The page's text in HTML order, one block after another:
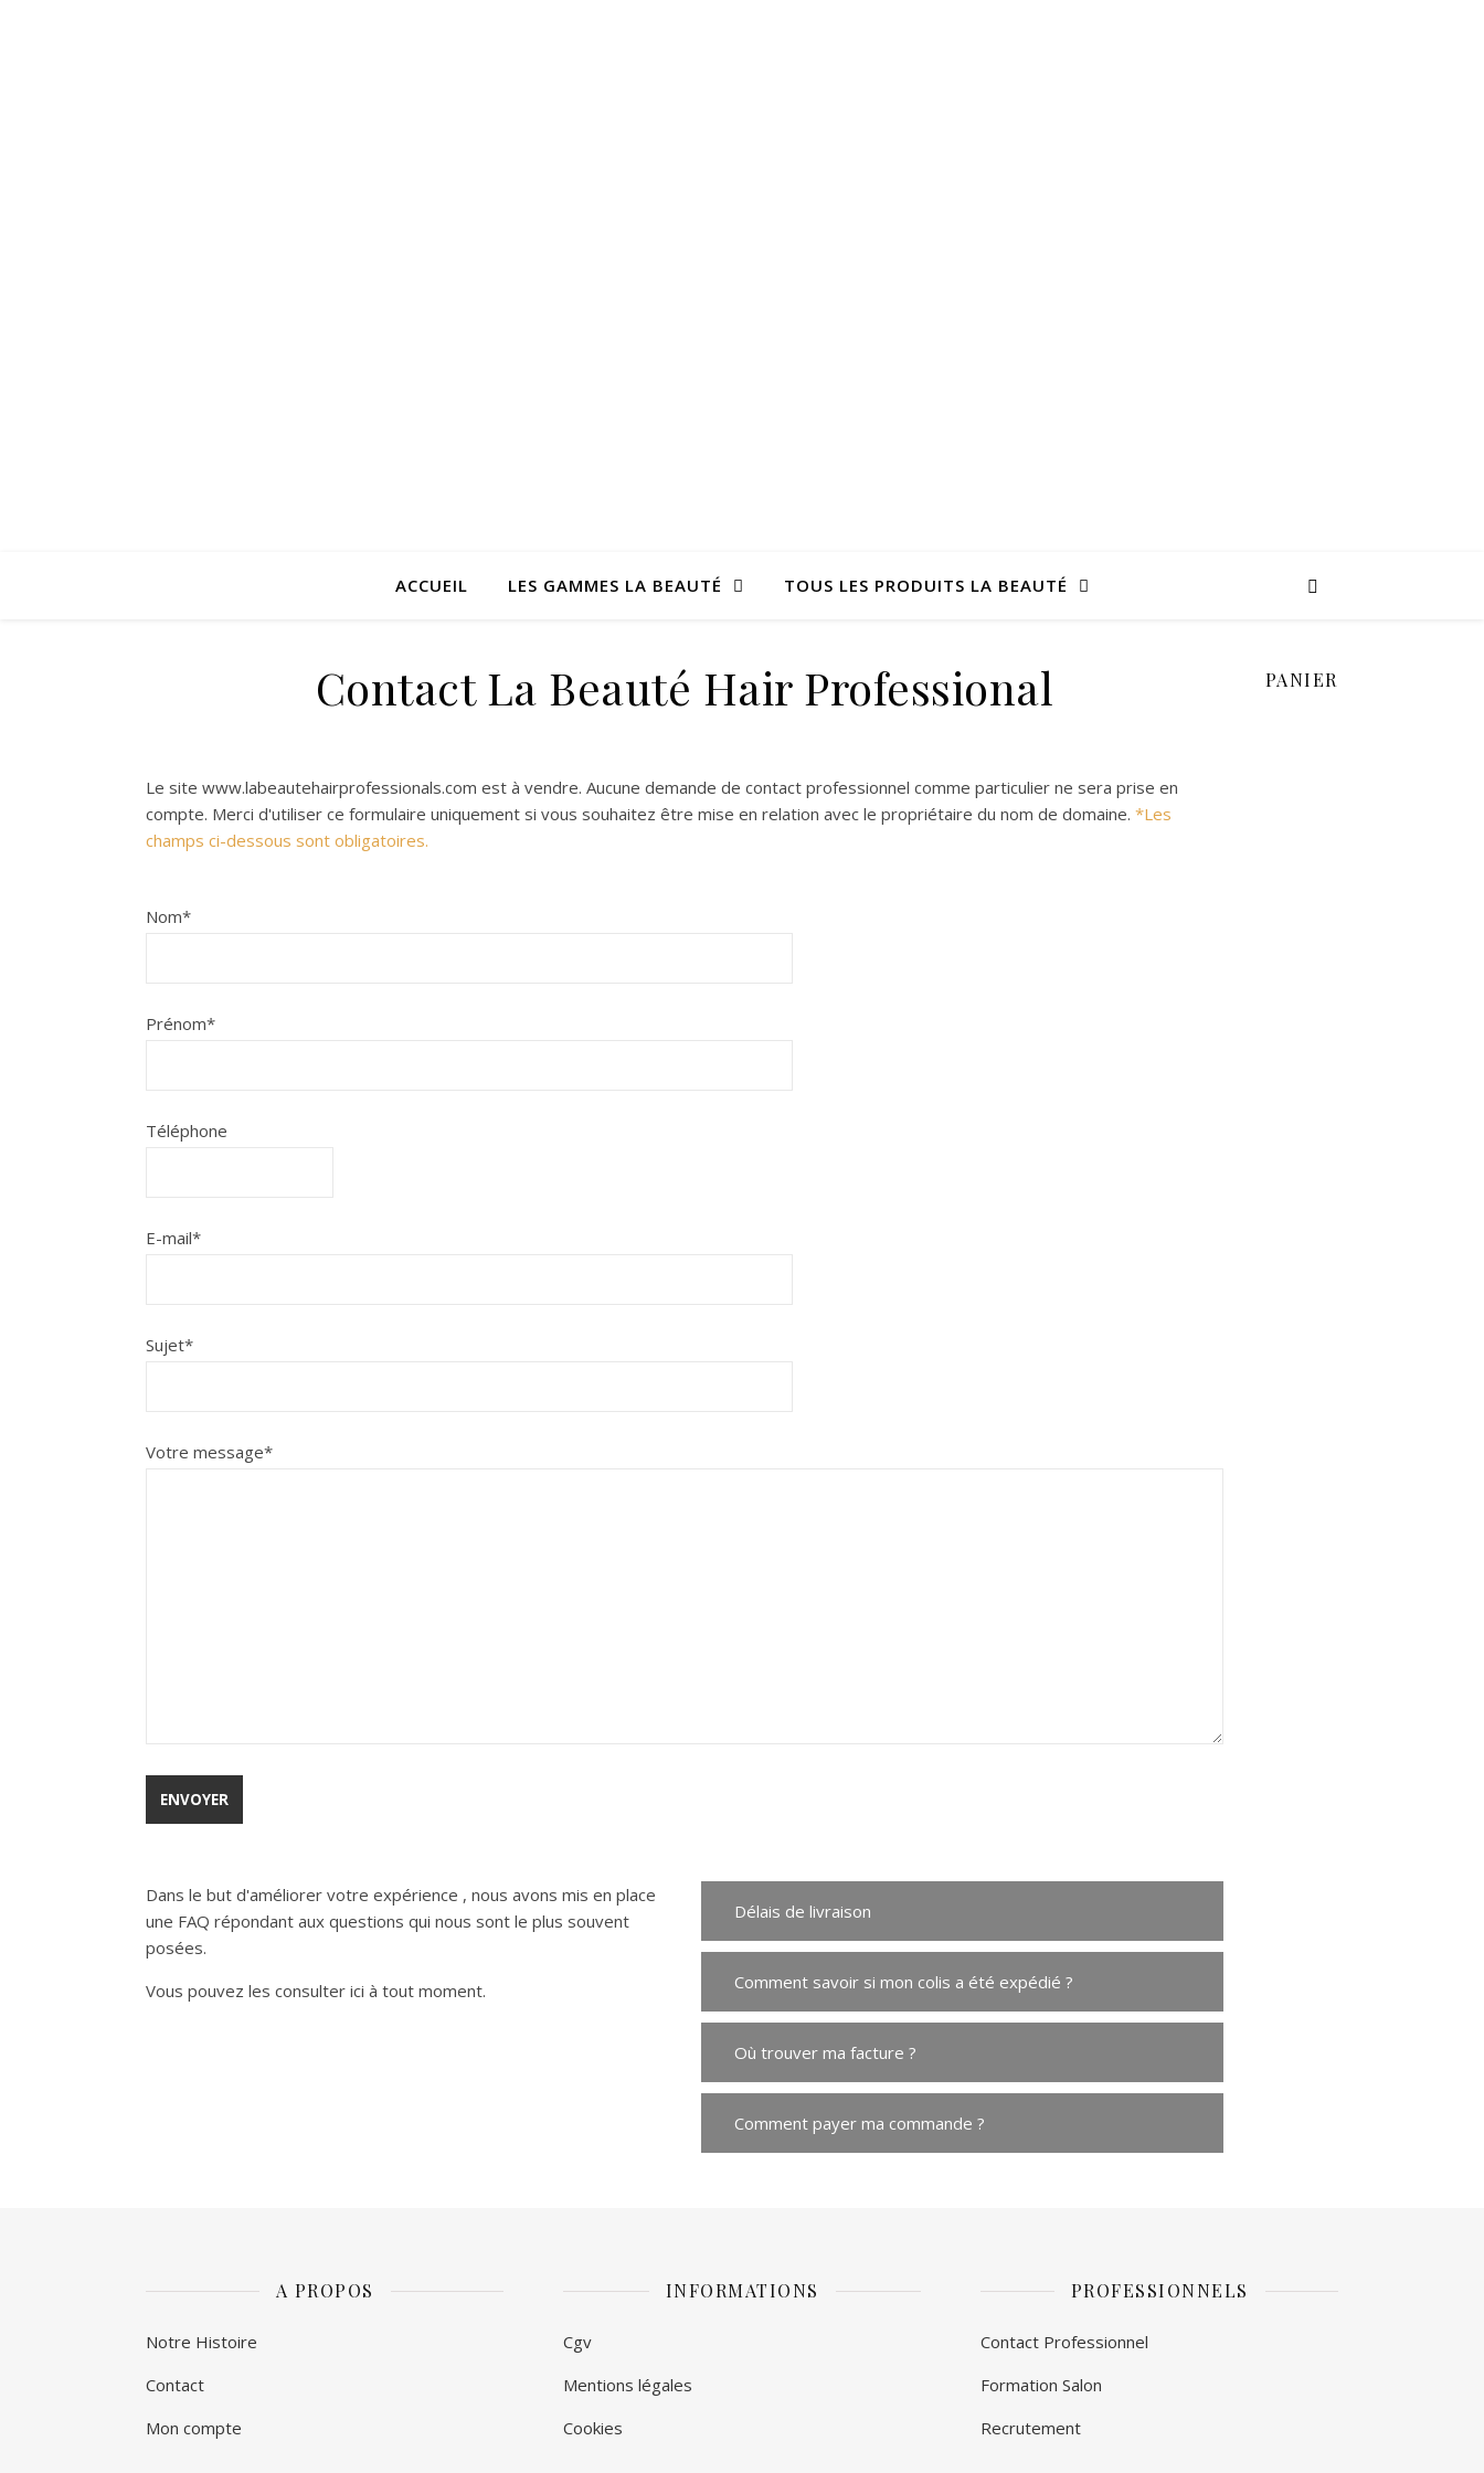
ACCUEIL LES GAMMES LA BEAUTÉ TOUS LES PRODUITS LA BEAUTÉ
Contact La Beauté Hair Professional
Le site www.labeautehairprofessionals.com est à vendre. Aucune demande de contact professionnel comme particulier ne sera prise en
compte. Merci d'utiliser ce formulaire uniquement si vous souhaitez être mise en relation avec le propriétaire du nom de domaine. *Les
champs ci-dessous sont obligatoires.
Nom*
Prénom*
Téléphone
E-mail*
Sujet*
Votre message*
Dans le but d'améliorer votre expérience , nous avons mis en place
une FAQ répondant aux questions qui nous sont le plus souvent
posées.
Vous pouvez les consulter ici à tout moment.
Délais de livraison
Comment savoir si mon colis a été expédié ?
Où trouver ma facture ?
Comment payer ma commande ?
PANIER
A PROPOS
Notre Histoire
Contact
Mon compte
INFORMATIONS
Cgv
Mentions légales
Cookies
PROFESSIONNELS
Contact Professionnel
Formation Salon
Recrutement